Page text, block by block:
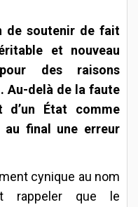
de soutenir de fait
et nouveau
pour des raisons
Au-delà de la faute
d’un État comme
au final une erreur
cynique au nom
rappeler que le